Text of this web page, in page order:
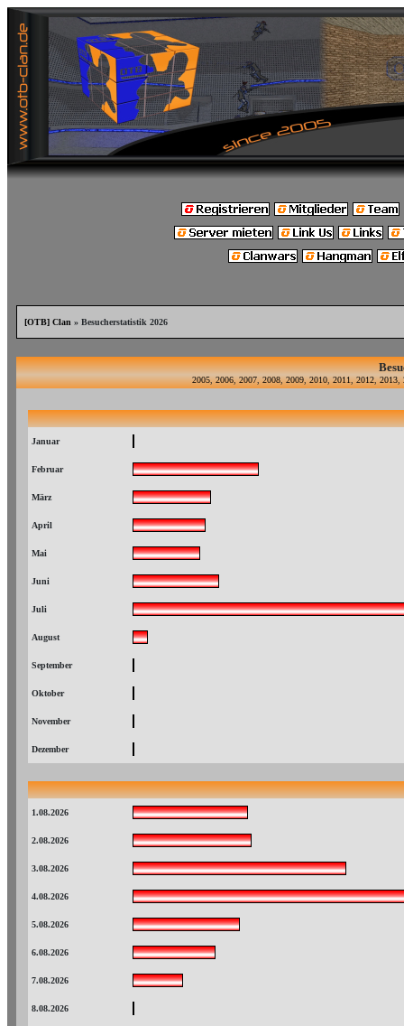
[OTB] Clan » Besucherstatistik 2026
2005,2006,2007,2008,2009,2010,2011,2012,2013,
Januar
Februar
März
April
Mai
Juni
Juli
August
September
Oktober
November
Dezember
1.08.2026
2.08.2026
3.08.2026
4.08.2026
5.08.2026
6.08.2026
7.08.2026
8.08.2026